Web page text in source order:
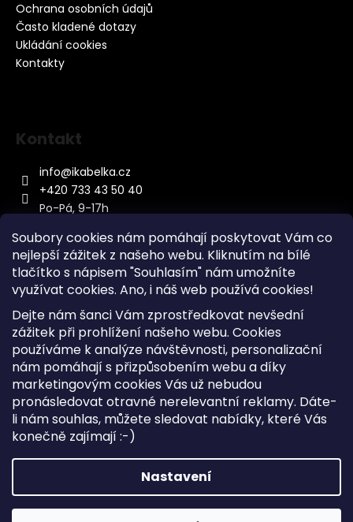
Soubory cookies nám pomáhají poskytovat Vám co
nejlepší zážitek z našeho webu. Kliknutím na bílé
tlačítko s nápisem "Souhlasím" nám umožníte
využívat cookies. Ano, i náš web používá cookies!
Dejte nám šanci Vám zprostředkovat nevšední
zážitek při prohlížení našeho webu. Cookies
používáme k analýze návštěvnosti, personalizační
nám pomáhají s přizpůsobením webu a díky
marketingovým cookies Vás už nebudou
pronásledovat otravné nerelevantní reklamy. Dáte-
li nám souhlas, můžete sledovat nabídky, které Vás
konečně zajímají :-)
Nastavení
Ochrana osobních údajů
Často kladené dotazy
Ukládání cookies
Kontakty
Kontakt
info@ikabelka.cz
+420 733 43 50 40
Po-Pá, 9-17h
Kontakt
Sitemap
Doprava a Platba
Reklamace Zboží
Obchodní podmínky
iKabelka.cz. Všechna práva vyhrazena.
Upravit nastavení cookies